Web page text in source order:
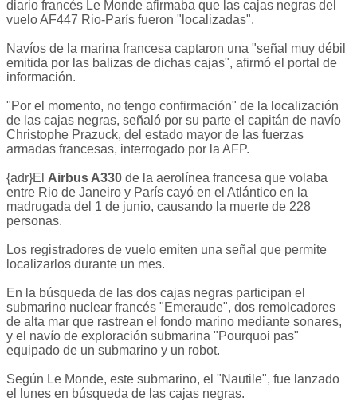
diario francés Le Monde afirmaba que las cajas negras del
vuelo AF447 Rio-París fueron "localizadas".
Navíos de la marina francesa captaron una "señal muy débil
emitida por las balizas de dichas cajas", afirmó el portal de
información.
"Por el momento, no tengo confirmación" de la localización
de las cajas negras, señaló por su parte el capitán de navío
Christophe Prazuck, del estado mayor de las fuerzas
armadas francesas, interrogado por la AFP.
{adr}El Airbus A330 de la aerolínea francesa que volaba
entre Rio de Janeiro y París cayó en el Atlántico en la
madrugada del 1 de junio, causando la muerte de 228
personas.
Los registradores de vuelo emiten una señal que permite
localizarlos durante un mes.
En la búsqueda de las dos cajas negras participan el
submarino nuclear francés "Emeraude", dos remolcadores
de alta mar que rastrean el fondo marino mediante sonares,
y el navío de exploración submarina "Pourquoi pas"
equipado de un submarino y un robot.
Según Le Monde, este submarino, el "Nautile", fue lanzado
el lunes en búsqueda de las cajas negras.